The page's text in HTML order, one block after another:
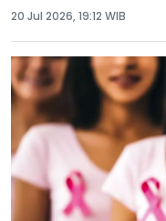
20 Jul 2026, 19:12 WIB